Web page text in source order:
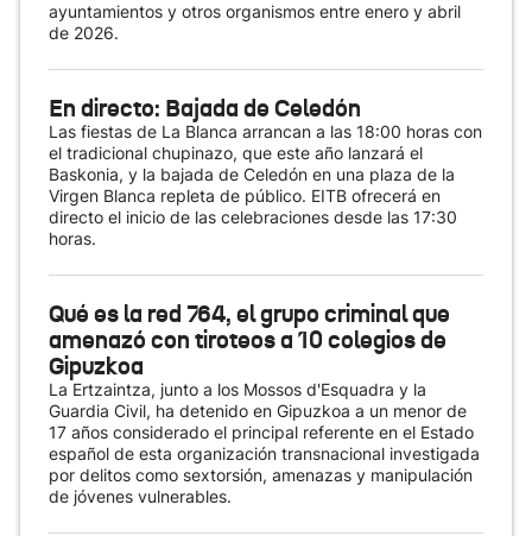
ayuntamientos y otros organismos entre enero y abril
de 2026.
En directo: Bajada de Celedón
Las fiestas de La Blanca arrancan a las 18:00 horas con
el tradicional chupinazo, que este año lanzará el
Baskonia, y la bajada de Celedón en una plaza de la
Virgen Blanca repleta de público. EITB ofrecerá en
directo el inicio de las celebraciones desde las 17:30
horas.
Qué es la red 764, el grupo criminal que
amenazó con tiroteos a 10 colegios de
Gipuzkoa
La Ertzaintza, junto a los Mossos d'Esquadra y la
Guardia Civil, ha detenido en Gipuzkoa a un menor de
17 años considerado el principal referente en el Estado
español de esta organización transnacional investigada
por delitos como sextorsión, amenazas y manipulación
de jóvenes vulnerables.